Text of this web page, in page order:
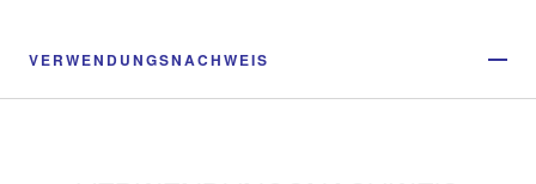
VERWENDUNGSNACHWEIS